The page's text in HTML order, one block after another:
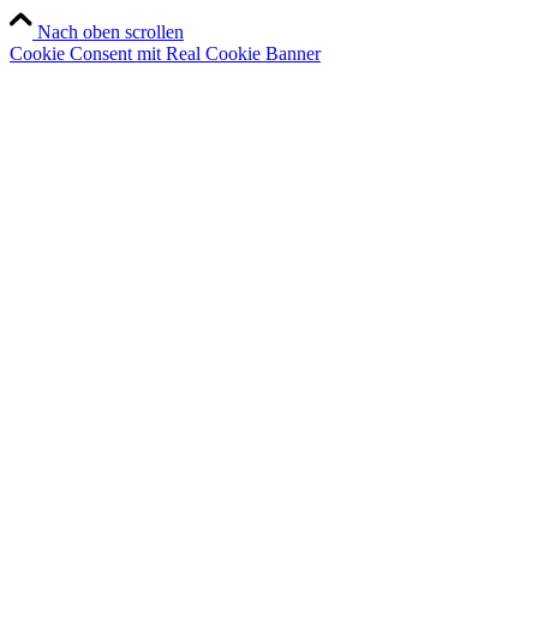
Nach oben scrollen
Cookie Consent mit Real Cookie Banner